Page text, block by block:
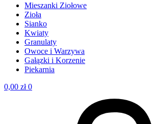
Mieszanki Ziołowe
Zioła
Sianko
Kwiaty
Granulaty
Owoce i Warzywa
Gałązki i Korzenie
Piekarnia
0,00 zł 0